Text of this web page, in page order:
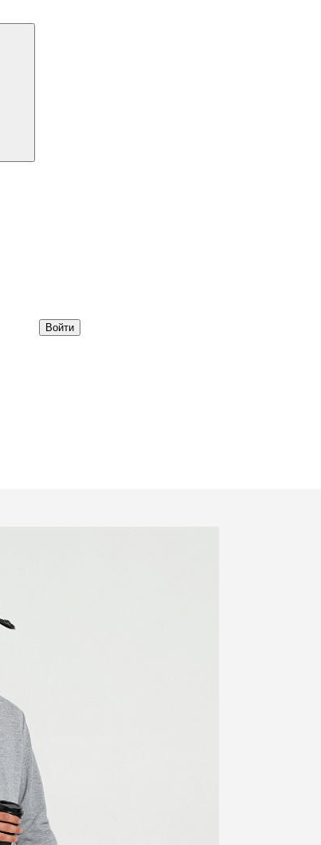
Войти
Будем направлять вам все наши специальные
Мы уже направляем вам все наши специальные